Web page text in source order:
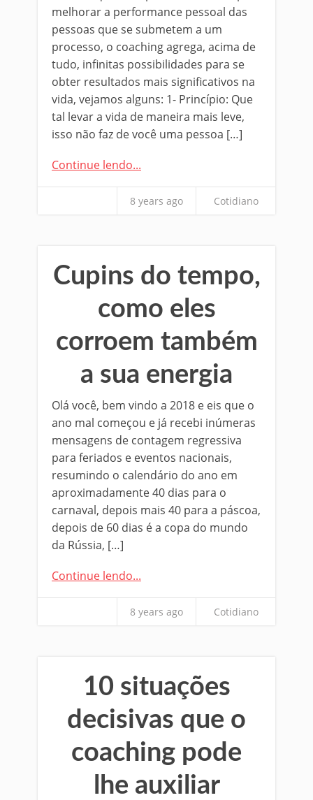
melhorar a performance pessoal das
pessoas que se submetem a um
processo, o coaching agrega, acima de
tudo, infinitas possibilidades para se
obter resultados mais significativos na
vida, vejamos alguns: 1- Princípio: Que
tal levar a vida de maneira mais leve,
isso não faz de você uma pessoa […]
Continue lendo...
8 years ago Cotidiano
Cupins do tempo,
como eles
corroem também
a sua energia
Olá você, bem vindo a 2018 e eis que o
ano mal começou e já recebi inúmeras
mensagens de contagem regressiva
para feriados e eventos nacionais,
resumindo o calendário do ano em
aproximadamente 40 dias para o
carnaval, depois mais 40 para a páscoa,
depois de 60 dias é a copa do mundo
da Rússia, […]
Continue lendo...
8 years ago Cotidiano
10 situações
decisivas que o
coaching pode
lhe auxiliar